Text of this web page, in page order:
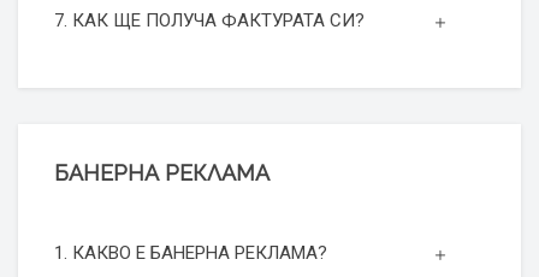
7. КАК ЩЕ ПОЛУЧА ФАКТУРАТА СИ?
БАНЕРНА РЕКЛАМА
1. КАКВО Е БАНЕРНА РЕКЛАМА?